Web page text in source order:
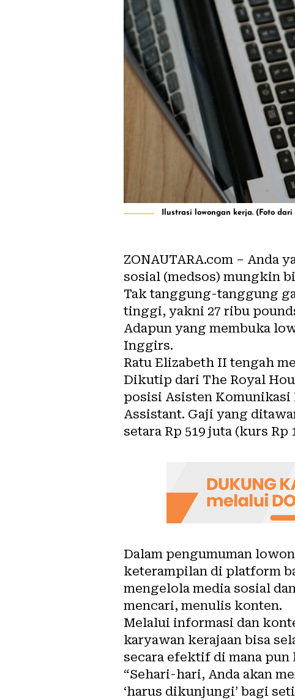
Ilustrasi lowongan kerja. (Foto dari
ZONAUTARA.com – Anda
sosial (medsos) mungkin
Tak tanggung-tanggung
tinggi, yakni 27 ribu
Adapun yang membuka
Inggirs.
Ratu Elizabeth II tengah
Dikutip dari The Royal
posisi Asisten Komunikasi
Assistant. Gaji yang
setara Rp 519 juta (kurs Rp
Dalam pengumuman
keterampilan di platform
mengelola media sosial
mencari, menulis konten.
Melalui informasi dan
karyawan kerajaan bisa
secara efektif di mana pun
“Sehari-hari, Anda akan
‘harus dikunjungi’ bagi